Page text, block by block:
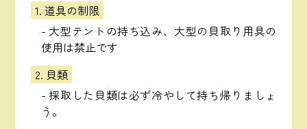
1. 道具の制限
- 大型テントの持ち込み、大型の貝取り用具の
使用は禁止です
2. 貝類
- 採取した貝類は必ず冷やして持ち帰りましょ
う。